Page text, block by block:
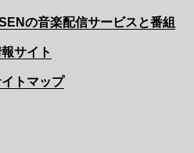
の音楽配信サービスと番組
サイト
トマップ